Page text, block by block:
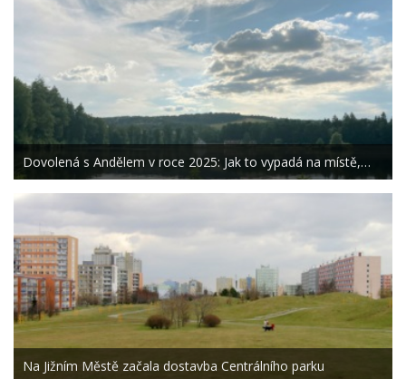
Dovolená s Andělem v roce 2025: Jak to vypadá na místě,…
Na Jižním Městě začala dostavba Centrálního parku